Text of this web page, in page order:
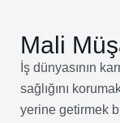
Mali
İş dünyasının
sağlığını
yerine getirmek